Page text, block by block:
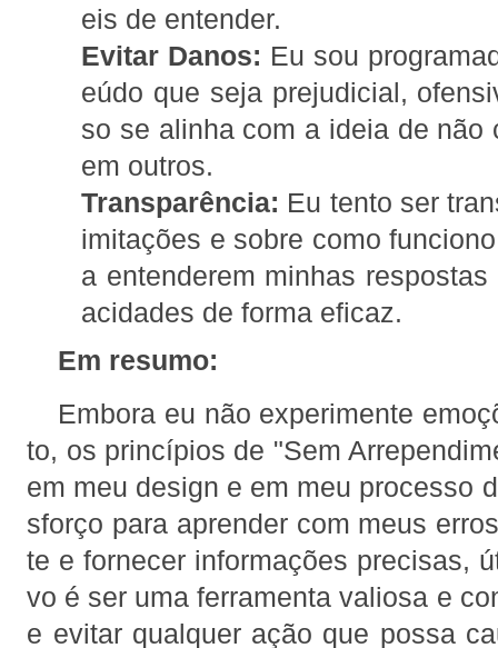
eis de entender.
Evitar Danos: Eu sou
eúdo que seja prejudicial,
so se alinha com a ideia de não
em outros.
Transparência: Eu tento ser
imitações e sobre como
a entenderem minhas
acidades de forma eficaz.
Em resumo:
Embora eu não experimente
to, os princípios de "Sem
em meu design e em meu processo
sforço para aprender com meus
te e fornecer informações precisas,
vo é ser uma ferramenta valiosa e
e evitar qualquer ação que possa